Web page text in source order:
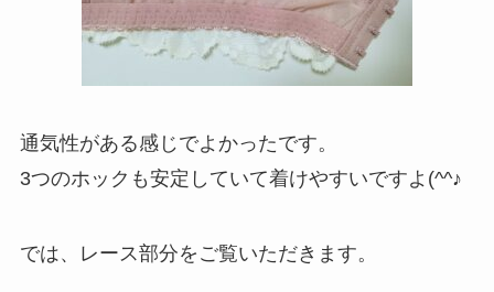
通気性がある感じでよかったです。
3つのホックも安定していて着けやすいですよ(^^♪
では、レース部分をご覧いただきます。